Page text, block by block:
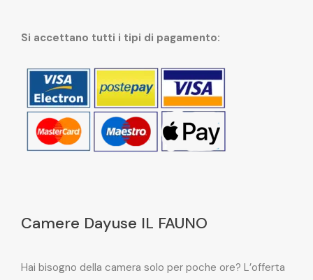
Si accettano tutti i tipi di pagamento:
Camere Dayuse IL FAUNO
Hai bisogno della camera solo per poche ore? L’offerta